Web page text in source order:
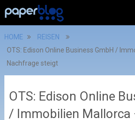
HOME
REISEN
OTS: Edison Online Business GmbH /
Nachfrage steigt
OTS: Edison Online
/ Immobilien Mallorca